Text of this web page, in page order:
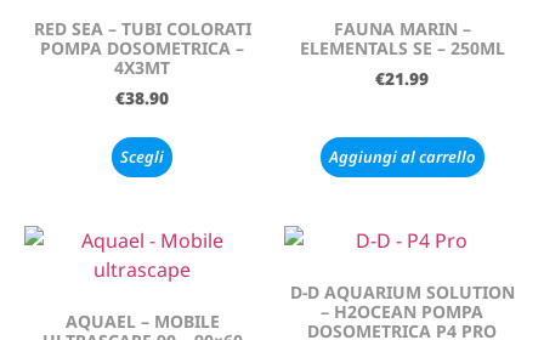
RED SEA – TUBI COLORATI
POMPA DOSOMETRICA –
4X3MT
€38.90
Scegli
FAUNA MARIN –
ELEMENTALS SE – 250ML
€21.99
Aggiungi al carrello
AQUAEL – MOBILE
D-D AQUARIUM SOLUTION
– H2OCEAN POMPA
DOSOMETRICA P4 PRO